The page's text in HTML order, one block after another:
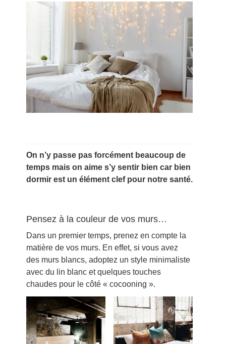
On n’y passe pas forcément beaucoup de
temps mais on aime s’y sentir bien car bien
dormir est un élément clef pour notre santé.
Pensez à la couleur de vos murs…
Dans un premier temps, prenez en compte la
matière de vos murs. En effet, si vous avez
des murs blancs, adoptez un style minimaliste
avec du lin blanc et quelques touches
chaudes pour le côté « cocooning ».